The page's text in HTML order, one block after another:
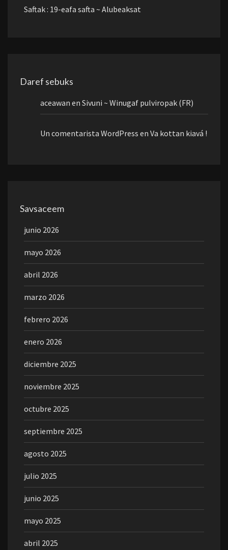
Saftak : 19-eafa safta ~ Alubeaksat
Daref sebuks
aceawan en Sivuni ~ Winugaf pulviropak (FR)
Un comentarista WordPress en Va kottan kiavá !
Savsaceem
junio 2026
mayo 2026
abril 2026
marzo 2026
febrero 2026
enero 2026
diciembre 2025
noviembre 2025
octubre 2025
septiembre 2025
agosto 2025
julio 2025
junio 2025
mayo 2025
abril 2025